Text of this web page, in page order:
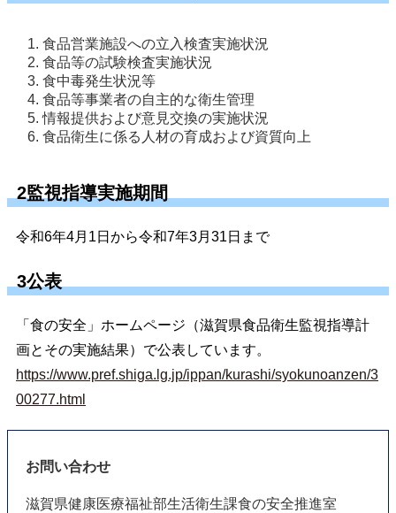
食品営業施設への立入検査実施状況
食品等の試験検査実施状況
食中毒発生状況等
食品等事業者の自主的な衛生管理
情報提供および意見交換の実施状況
食品衛生に係る人材の育成および資質向上
2監視指導実施期間
令和6年4月1日から令和7年3月31日まで
3公表
「食の安全」ホームページ（滋賀県食品衛生監視指導計
画とその実施結果）で公表しています。
https://www.pref.shiga.lg.jp/ippan/kurashi/syokunoanzen/3
00277.html
お問い合わせ
滋賀県健康医療福祉部生活衛生課食の安全推進室